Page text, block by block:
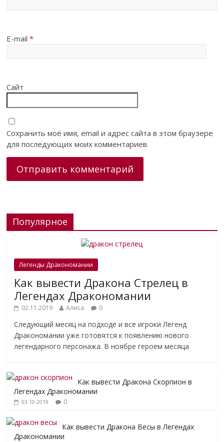
E-mail*
Сайт
Сохранить моё имя, email и адрес сайта в этом браузере
для последующих моих комментариев.
Популярное
Легенды Дракономании
Как вывести Дракона Стрелец в
Легендах Дракономании
02.11.2019 Алиса 0
Следующий месяц на подходе и все игроки Легенд
Дракономании уже готовятся к появлению нового
легендарного персонажа. В ноябре героем месяца
Как вывести Дракона Скорпион в
Легендах Дракономании
03.10.2019 0
Как вывести Дракона Весы в Легендах
Дракономании